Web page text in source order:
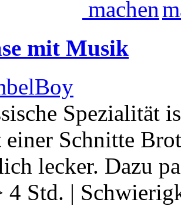
mit Musik
Spezialität
Schnitte
lecker. Dazu
4 Std. |